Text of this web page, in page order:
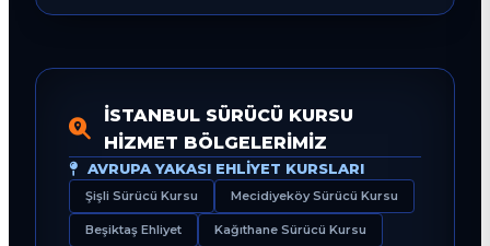
İSTANBUL SÜRÜCÜ KURSU
HIZMET BÖLGELERIMIZ
AVRUPA YAKASI EHLIYET KURSLARI
Şişli Sürücü Kursu Mecidiyeköy Sürücü Kursu
Beşiktaş Ehliyet Kağıthane Sürücü Kursu